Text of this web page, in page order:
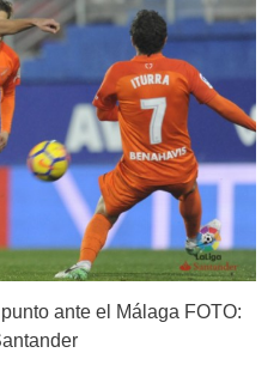
ante el Málaga FOTO: